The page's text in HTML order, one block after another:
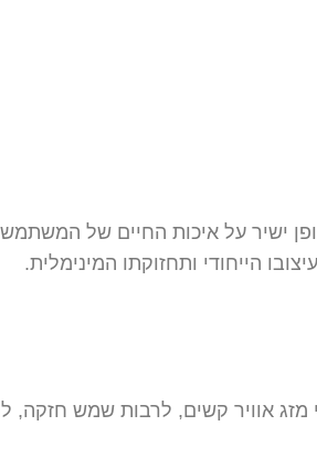
ישיר על איכות החיים של
הייחודי ותחזוקתו המינימלית.
אוויר קשים, לרבות שמש חזקה,